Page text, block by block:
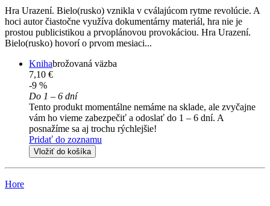
Hra Urazení. Bielo(rusko) vznikla v cválajúcom rytme revolúcie. A
hoci autor čiastočne využíva dokumentárny materiál, hra nie je
prostou publicistikou a prvoplánovou provokáciou. Hra Urazení.
Bielo(rusko) hovorí o prvom mesiaci...
Knihabrožovaná väzba
7,10 €
-9 %
Do 1 – 6 dní
Tento produkt momentálne nemáme na sklade, ale zvyčajne
vám ho vieme zabezpečiť a odoslať do 1 – 6 dní. A
posnažíme sa aj trochu rýchlejšie!
Pridať do zoznamu
Vložiť do košíka
Hore